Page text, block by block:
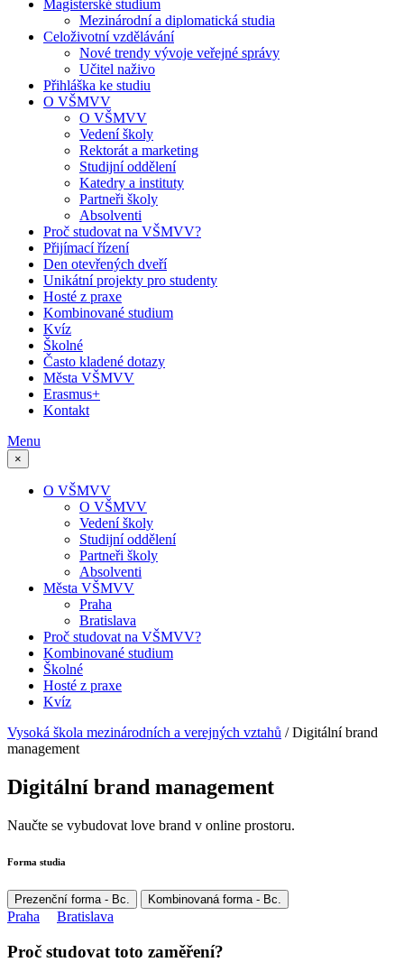
Magisterské studium
Mezinárodní a diplomatická studia
Celoživotní vzdělávání
Nové trendy vývoje veřejné správy
Učitel naživo
Přihláška ke studiu
O VŠMVV
O VŠMVV
Vedení školy
Rektorát a marketing
Studijní oddělení
Katedry a instituty
Partneři školy
Absolventi
Proč studovat na VŠMVV?
Přijímací řízení
Den otevřených dveří
Unikátní projekty pro studenty
Hosté z praxe
Kombinované studium
Kvíz
Školné
Často kladené dotazy
Města VŠMVV
Erasmus+
Kontakt
Menu
×
O VŠMVV
O VŠMVV
Vedení školy
Studijní oddělení
Partneři školy
Absolventi
Města VŠMVV
Praha
Bratislava
Proč studovat na VŠMVV?
Kombinované studium
Školné
Hosté z praxe
Kvíz
Vysoká škola mezinárodních a verejných vztahů /Digitální brand
management
Digitální brand management
Naučte se vybudovat love brand v online prostoru.
Forma studia
Prezenční forma - Bc. Kombinovaná forma - Bc.
Praha Bratislava
Proč studovat toto zaměření?